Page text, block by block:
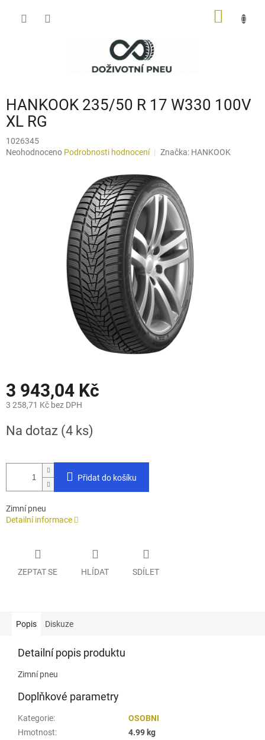
HANKOOK 235/50 R 17 W330 100V
XL RG
1026345
Průměrné
Neohodnoceno Podrobnosti hodnocení Značka: HANKOOK
3 943,04 Kč
3 258,71 Kč bez DPH
cena:
Na dotaz (4 ks)
Přidat do košíku
Zimní pneu
Detailní informace
ZEPTAT SE HLÍDAT SDÍLET
Popis Diskuze
Detailní popis produktu
Zimní pneu
Doplňkové parametry
Kategorie:
OSOBNI
Hmotnost:
4.99 kg